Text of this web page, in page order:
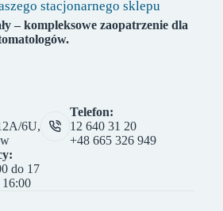
stacjonarnego sklepu
– kompleksowe zaopatrzenie dla
6U,
Telefon:
12 640 31 20
+48 665 326 949
do 17